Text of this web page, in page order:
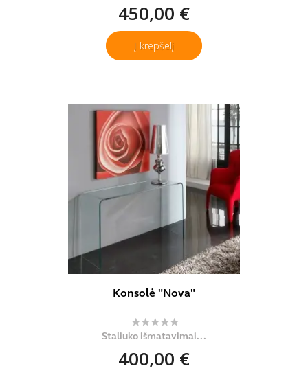
450,00 €
Į krepšelį
Konsolė "Nova"
Staliuko išmatavimai...
400,00 €